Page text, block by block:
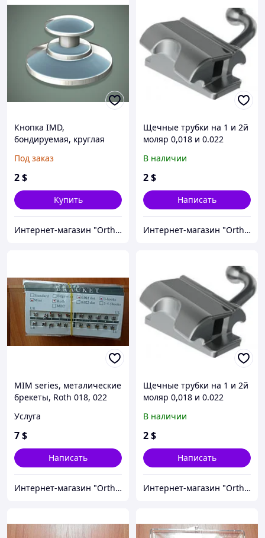
Кнопка IMD,
бондируемая, круглая
Под заказ
2$
Купить
Интернет-магазин "OrthoWay"
Щечные трубки на 1 и 2й
моляр 0,018 и 0.022
MBT
В наличии
2$
Написать
Интернет-магазин "OrthoWay"
MIM series, металические
брекеты, Roth 018, 022
Услуга
7$
Написать
Интернет-магазин "OrthoWay"
Щечные трубки на 1 и 2й
моляр 0,018 и 0.022
MBT
В наличии
2$
Написать
Интернет-магазин "OrthoWay"